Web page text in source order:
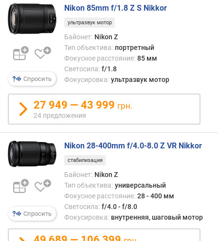
о
в
и
(
м
в
е
с
(
г
а
к
с
и
а
ф
Спросить
Nikon 85mm f/1.8 Z S Nikkor
ультразвук мотор
Байонет: Nikon Z
Тип объектива: портретный
Фокусное расстояние: 85 мм
Светосила: f/1.8
Фокусировка: ультразвук мотор
27 949 — 43 999 грн.
24 предложения
Спросить
Nikon 28-400mm f/4.0-8.0 Z VR Nikkor
стабилизация
Байонет: Nikon Z
Тип объектива: универсальный
Фокусное расстояние: 28 - 400 мм
Светосила: f/4.0 - f/8.0
Фокусировка: внутренняя, шаговый мотор